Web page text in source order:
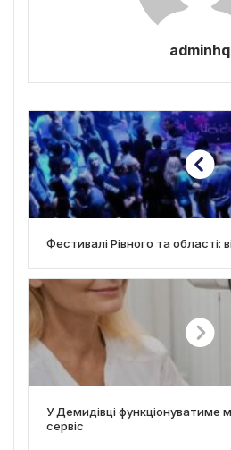
adminhq
Фестивалі Рівного та області:
У Демидівці функціонуватиме
сервіс